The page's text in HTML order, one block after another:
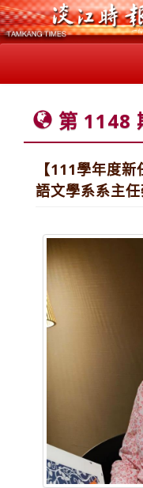
第 1148
【111學年度
語文學系系主